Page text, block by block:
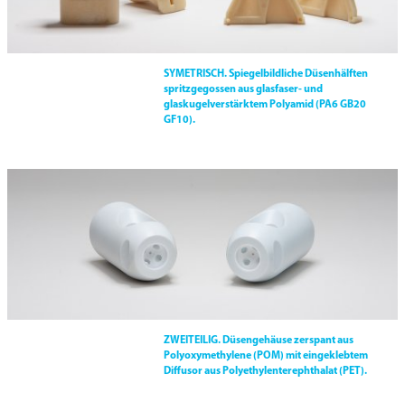
SYMETRISCH.Spiegelbildliche Düsenhälften
spritzgegossen aus glasfaser- und
glaskugelverstärktem Polyamid (PA6 GB20
GF10).
ZWEITEILIG.Düsengehäuse zerspant aus
Polyoxymethylene (POM) mit eingeklebtem
Diffusor aus Polyethylenterephthalat (PET).